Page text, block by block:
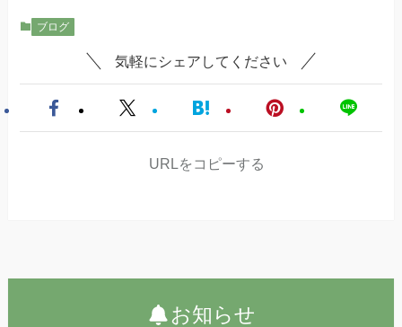
ブログ
気軽にシェアしてください
URLをコピーする
お知らせ